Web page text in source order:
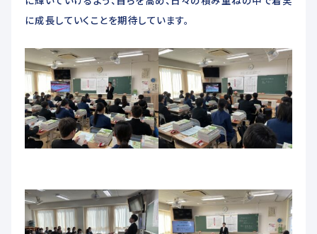
に成長していくことを期待しています。